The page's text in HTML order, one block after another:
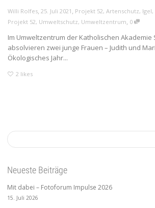
Willi Rolfes, 25. Juli 2021 , Projekt 52, Artenschutz, Igel,
Projekt 52, Umweltschutz, Umweltzentrum, 0
Im Umweltzentrum der Katholischen Akademie
absolvieren zwei junge Frauen – Judith und
Ökologisches Jahr...
2 likes
Neueste Beiträge
Mit dabei – Fotoforum Impulse 2026
15. Juli 2026